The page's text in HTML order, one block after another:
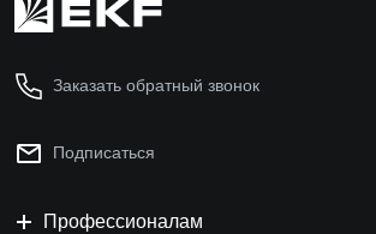
Заказать обратный звонок
Подписаться
Профессионалам